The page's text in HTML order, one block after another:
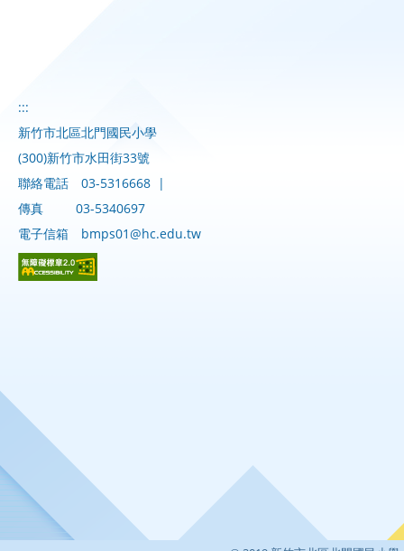
:::
新竹市北區北門國民小學
(300)新竹市水田街33號
聯絡電話
03-5316668 |
傳真
03-5340697
電子信箱
bmps01@hc.edu.tw